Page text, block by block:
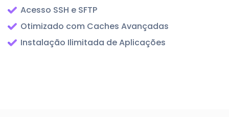
Acesso SSH e SFTP
Otimizado com Caches Avançadas
Instalação Ilimitada de Aplicações